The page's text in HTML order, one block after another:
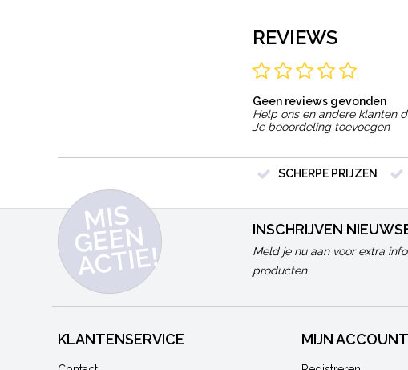
REVIEWS
Geen reviews gevonden
Help ons en andere klanten
Je beoordeling toevoegen
SCHERPE PRIJZEN
MI
S
G
E
E
N
A
C
TI
E!
INSCHRIJVEN
Meld je nu aan voor extra
producten
KLANTENSERVICE MIJN ACCOUNT